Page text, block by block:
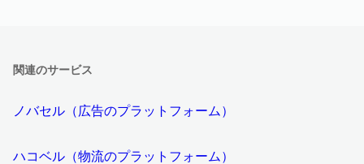
関連のサービス
ノバセル（広告のプラットフォーム）
ハコベル（物流のプラットフォーム）